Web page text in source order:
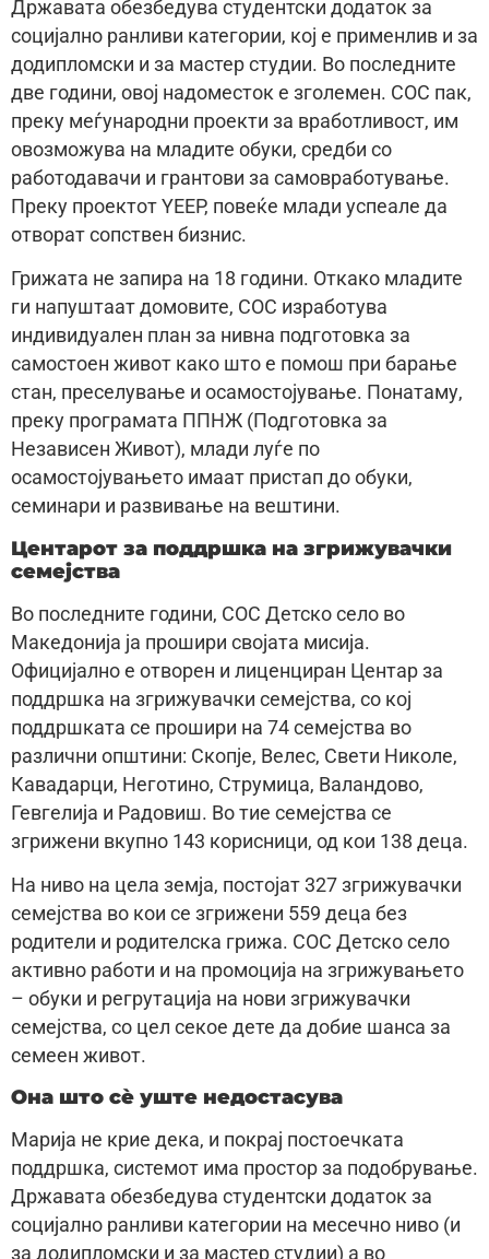
Државата обезбедува студентски додаток за
социјално ранливи категории, кој е применлив и за
додипломски и за мастер студии. Во последните
две години, овој надоместок е зголемен. СОС пак,
преку меѓународни проекти за вработливост, им
овозможува на младите обуки, средби со
работодавачи и грантови за самовработување.
Преку проектот YEEP, повеќе млади успеале да
отворат сопствен бизнис.
Грижата не запира на 18 години. Откако младите
ги напуштаат домовите, СОС изработува
индивидуален план за нивна подготовка за
самостоен живот како што е помош при барање
стан, преселување и осамостојување. Понатаму,
преку програмата ППНЖ (Подготовка за
Независен Живот), млади луѓе по
осамостојувањето имаат пристап до обуки,
семинари и развивање на вештини.
Центарот за поддршка на згрижувачки
семејства
Во последните години, СОС Детско село во
Македонија ја прошири својата мисија.
Официјално е отворен и лиценциран Центар за
поддршка на згрижувачки семејства, со кој
поддршката се прошири на 74 семејства во
различни општини: Скопје, Велес, Свети Николе,
Кавадарци, Неготино, Струмица, Валандово,
Гевгелија и Радовиш. Во тие семејства се
згрижени вкупно 143 корисници, од кои 138 деца.
На ниво на цела земја, постојат 327 згрижувачки
семејства во кои се згрижени 559 деца без
родители и родителска грижа. СОС Детско село
активно работи и на промоција на згрижувањето
– обуки и регрутација на нови згрижувачки
семејства, со цел секое дете да добие шанса за
семеен живот.
Она што сè уште недостасува
Марија не крие дека, и покрај постоечката
поддршка, системот има простор за подобрување.
Државата обезбедува студентски додаток за
социјално ранливи категории на месечно ниво (и
за додипломски и за мастер студии) а во